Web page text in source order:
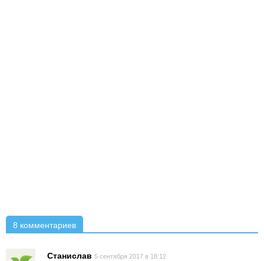
8 комментариев
Станислав 5 сентября 2017 в 18:12